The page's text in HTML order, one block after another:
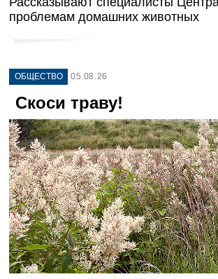
проблемам домашних животных
ОБЩЕСТВО 05.08.26
Скоси траву!